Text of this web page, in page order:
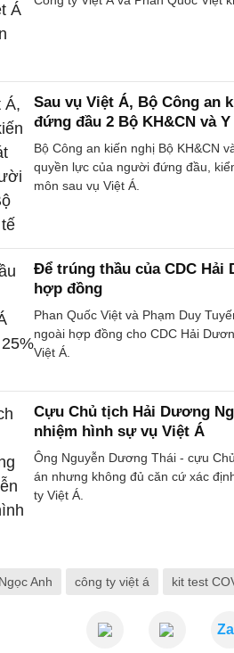
Sau vụ Việt Á, Bộ Công an
đứng đầu 2 Bộ KH&CN và Y
Bộ Công an kiến nghị Bộ KH&CN
quyền lực của người đứng đầu,
môn sau vụ Việt Á.
Để trúng thầu của CDC Hải
hợp đồng
Phan Quốc Việt và Phạm Duy
ngoài hợp đồng cho CDC Hải
Việt Á.
Cựu Chủ tịch Hải Dương
nhiệm hình sự vụ Việt Á
Ông Nguyễn Dương Thái - cựu
án nhưng không đủ căn cứ xác
ty Việt Á.
Anh công ty việt á kit test